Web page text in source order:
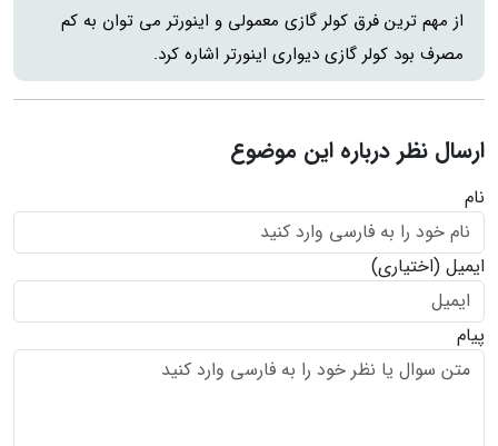
از مهم ترین فرق کولر گازی معمولی و اینورتر می توان به کم
مصرف بود کولر گازی دیواری اینورتر اشاره کرد.
ارسال نظر درباره این موضوع
نام
ایمیل (اختیاری)
پیام